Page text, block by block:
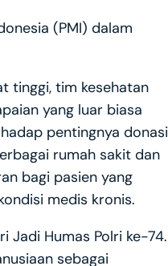
(PMI) dalam
tinggi, tim kesehatan
yang luar biasa
pentingnya donasi
rumah sakit dan
bagi pasien yang
medis kronis.
Jadi Humas Polri ke-74.
sebagai